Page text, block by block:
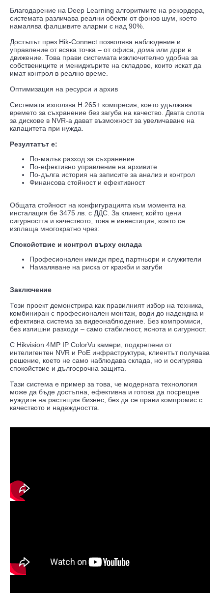
Благодарение на Deep Learning алгоритмите на рекордера,
системата различава реални обекти от фонов шум, което
намалява фалшивите аларми с над 90%.
Достъпът през Hik-Connect позволява наблюдение и
управление от всяка точка – от офиса, дома или дори в
движение. Това прави системата изключително удобна за
собствениците и мениджърите на складове, които искат да
имат контрол в реално време.
Оптимизация на ресурси и архив
Системата използва H.265+ компресия, което удължава
времето за съхранение без загуба на качество. Двата слота
за дискове в NVR-а дават възможност за увеличаване на
капацитета при нужда.
Резултатът е:
По-малък разход за съхранение
По-ефективно управление на архивите
По-дълга история на записите за анализ и контрол
Финансова стойност и ефективност
Общата стойност на конфигурацията към момента на
инсталация бе 3475 лв. с ДДС. За клиент, който цени
сигурността и качеството, това е инвестиция, която се
изплаща многократно чрез:
Спокойствие и контрол върху склада
Професионален имидж пред партньори и служители
Намаляване на риска от кражби и загуби
Заключение
Този проект демонстрира как правилният избор на техника,
комбиниран с професионален монтаж, води до надеждна и
ефективна система за видеонаблюдение. Без компромиси,
без излишни разходи – само стабилност, яснота и сигурност.
С Hikvision 4MP IP ColorVu камери, подкрепени от
интелигентен NVR и PoE инфраструктура, клиентът получава
решение, което не само наблюдава склада, но и осигурява
спокойствие и дългосрочна защита.
Тази система е пример за това, че модерната технология
може да бъде достъпна, ефективна и готова да посрещне
нуждите на растящия бизнес, без да се прави компромис с
качеството и надеждността.